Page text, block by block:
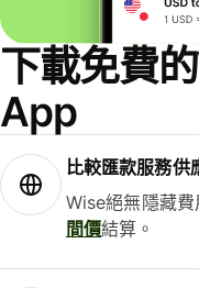
下載免費
App
比較匯款服務供
Wise絕無隱藏
間價結算。